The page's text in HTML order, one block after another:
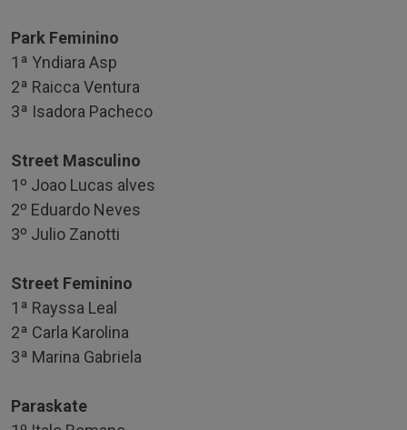
Park Feminino
1ª Yndiara Asp
2ª Raicca Ventura
3ª Isadora Pacheco
Street Masculino
1º Joao Lucas alves
2º Eduardo Neves
3º Julio Zanotti
Street Feminino
1ª Rayssa Leal
2ª Carla Karolina
3ª Marina Gabriela
Paraskate